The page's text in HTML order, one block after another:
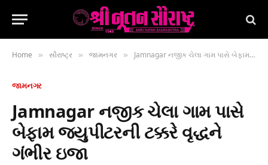
Home » સૌરાષ્ટ્ર » જામનગર » Jamnagar નજીક ચેલા ગામ પાસે બેફામ જ્યુપીટરની ટક્કરે વૃદ્ધને ગંભીર ઇજા
જામનગર
Jamnagar નજીક ચેલા ગામ પાસે
બેફામ જ્યુપીટરની ટક્કરે વૃદ્ધને
ગંભીર ઇજા